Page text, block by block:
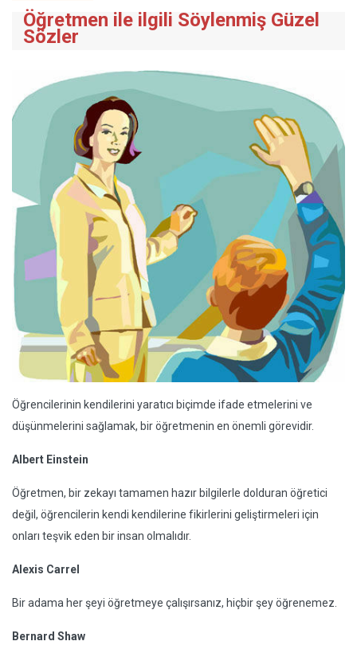
Öğretmen ile ilgili Söylenmiş Güzel
Sözler
Öğrencilerinin kendilerini yaratıcı biçimde ifade etmelerini ve
düşünmelerini sağlamak, bir öğretmenin en önemli görevidir.
Albert Einstein
Öğretmen, bir zekayı tamamen hazır bilgilerle dolduran öğretici
değil, öğrencilerin kendi kendilerine fikirlerini geliştirmeleri için
onları teşvik eden bir insan olmalıdır.
Alexis Carrel
Bir adama her şeyi öğretmeye çalışırsanız, hiçbir şey öğrenemez.
Bernard Shaw